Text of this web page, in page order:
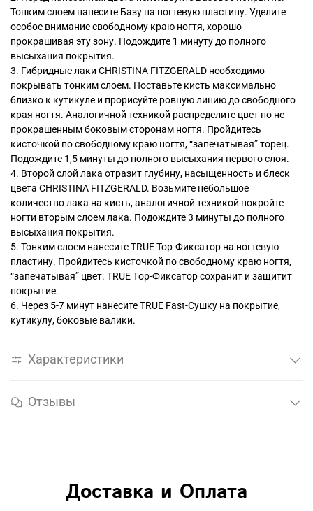
Тонким слоем нанесите Базу на ногтевую пластину. Уделите
особое внимание свободному краю ногтя, хорошо
прокрашивая эту зону. Подождите 1 минуту до полного
высыхания покрытия.
3. Гибридные лаки CHRISTINA FITZGERALD необходимо
покрывать тонким слоем. Поставьте кисть максимально
близко к кутикуле и прорисуйте ровную линию до свободного
края ногтя. Аналогичной техникой распределите цвет по не
прокрашенным боковым сторонам ногтя. Пройдитесь
кисточкой по свободному краю ногтя, “запечатывая” торец.
Подождите 1,5 минуты до полного высыхания первого слоя.
4. Второй слой лака отразит глубину, насыщенность и блеск
цвета CHRISTINA FITZGERALD. Возьмите небольшое
количество лака на кисть, аналогичной техникой покройте
ногти вторым слоем лака. Подождите 3 минуты до полного
высыхания покрытия.
5. Тонким слоем нанесите TRUE Top-Фиксатор на ногтевую
пластину. Пройдитесь кисточкой по свободному краю ногтя,
“запечатывая” цвет. TRUE Tоp-Фиксатор сохранит и защитит
покрытие.
6. Через 5-7 минут нанесите TRUE Fast-Сушку на покрытие,
кутикулу, боковые валики.
Характеристики
Отзывы
Доставка и Оплата